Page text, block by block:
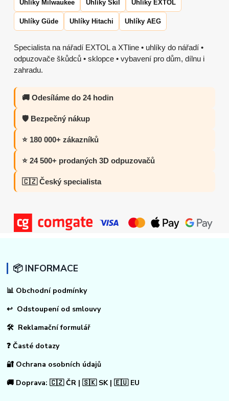
Uhlíky Milwaukee Uhlíky Skil Uhlíky EXTOL
Uhlíky Güde Uhlíky Hitachi Uhlíky AEG
Specialista na nářadí EXTOL a XTline • uhlíky do nářadí •
odpuzovače škůdců • sklopce • vybavení pro dům, dílnu i
zahradu.
🚚 Odesíláme do 24 hodin
🛡️ Bezpečný nákup
⭐ 180 000+ zákazníků
⭐ 24 500+ prodaných 3D odpuzovačů
🇨🇿 Český specialista
📦 INFORMACE
📊 Obchodní podmínky
↩ Odstoupení od smlouvy
🛠 Reklamační formulář
❓ Časté dotazy
🔐 Ochrana osobních údajů
🚚 Doprava: 🇨🇿 ČR | 🇸🇰 SK | 🇪🇺 EU